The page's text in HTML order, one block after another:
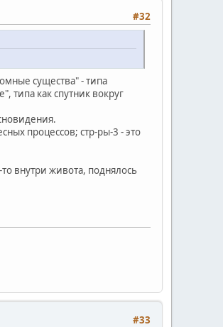
#32
существа" - типа
типа как спутник вокруг
процессов; стр-ры-3 - это
внутри живота, поднялось
#33